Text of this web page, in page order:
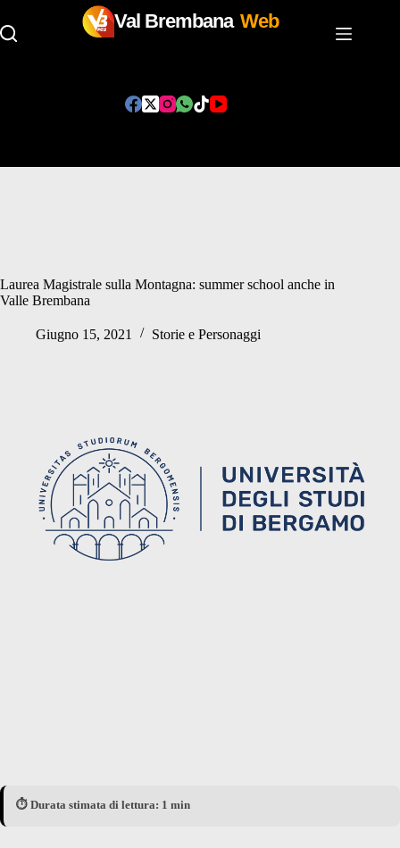
Val Brembana Web
Laurea Magistrale sulla Montagna: summer school anche in
Valle Brembana
Giugno 15, 2021 Storie e Personaggi
⏱️ Durata stimata di lettura: 1 min